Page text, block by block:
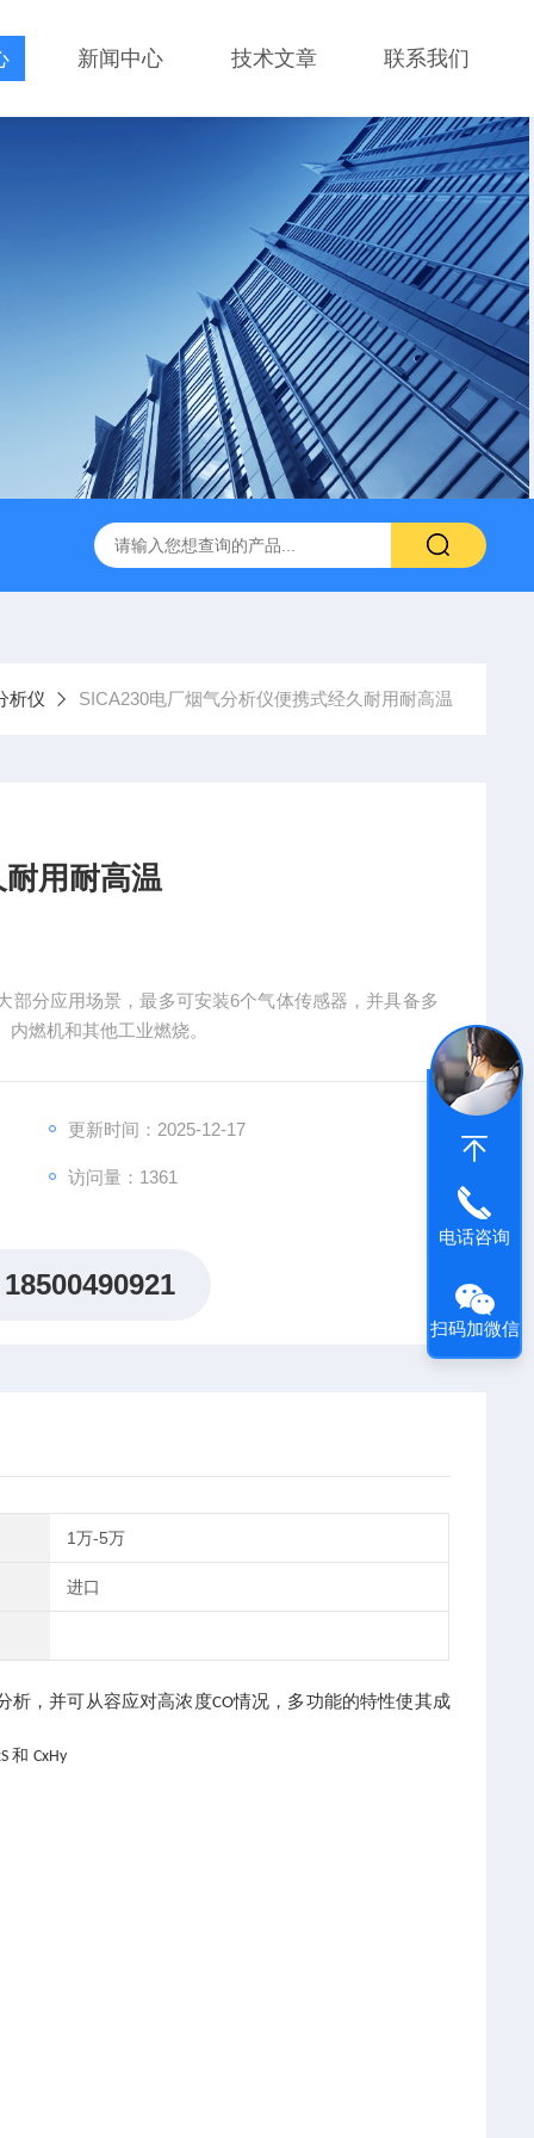
新闻中心 技术文章 联系我们
气分析仪 烟尘烟气分析仪 便携式高精准法国进口品牌
析仪 SICA230电厂烟气分析仪便携式经久耐用耐高温
用耐高温
部分应用场景，最多可安装6个气体传感器，并具备多
燃机和其他工业燃烧。
更新时间：2025-12-17
访问量：1361
18500490921
1万-5万
进口
析，并可从容应对高浓度CO情况，多功能的特性使其成
和CxHy
电话咨询
扫码加微信